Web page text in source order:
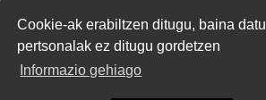
Cookie-ak erabiltzen ditugu, baina datu
pertsonalak ez ditugu gordetzen
Informazio gehiago